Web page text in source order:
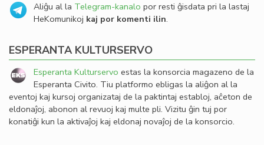
Aliĝu al la Telegram-kanalo por resti ĝisdata pri la lastaj
HeKomunikoj kaj por komenti ilin.
ESPERANTA KULTURSERVO
Esperanta Kulturservo estas la konsorcia magazeno de la
Esperanta Civito. Tiu platformo ebligas la aliĝon al la
eventoj kaj kursoj organizataj de la paktintaj establoj, aĉeton de
eldonaĵoj, abonon al revuoj kaj multe pli. Vizitu ĝin tuj por
konatiĝi kun la aktivaĵoj kaj eldonaj novaĵoj de la konsorcio.